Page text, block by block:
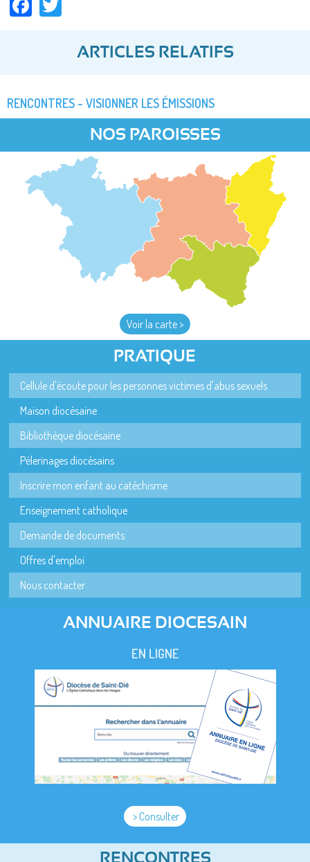
ARTICLES RELATIFS
RENCONTRES - VISIONNER LES ÉMISSIONS
NOS PAROISSES
Voir la carte >
PRATIQUE
Cellule d'écoute pour les personnes victimes d'abus sexuels
Maison diocésaine
Bibliothèque diocésaine
Pèlerinages diocésains
Inscrire mon enfant au catéchisme
Enseignement catholique
Demande de documents
Offres d'emploi
Nous contacter
ANNUAIRE DIOCESAIN
EN LIGNE
> Consulter